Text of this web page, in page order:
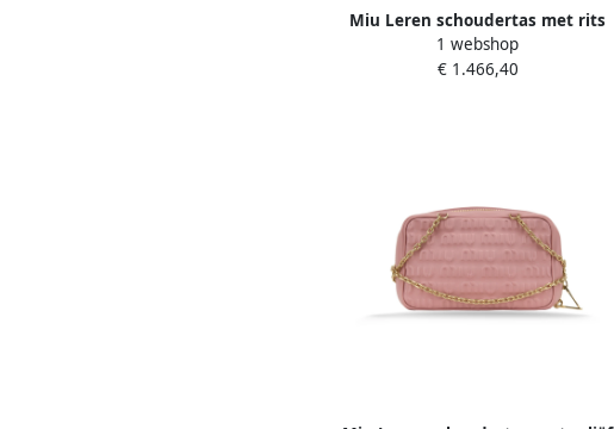
Miu Leren schoudertas met rits
Green Dames
1 webshop
€ 1.466,40